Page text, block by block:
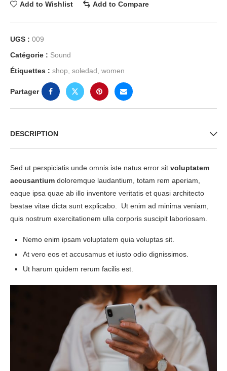
Add to Wishlist Add to Compare
UGS : 009
Catégorie : Sound
Étiquettes : shop soledad women
Partager
DESCRIPTION
Sed ut perspiciatis unde omnis iste natus error sit voluptatem
accusantium doloremque laudantium, totam rem aperiam,
eaque ipsa quae ab illo inventore veritatis et quasi architecto
beatae vitae dicta sunt explicabo. Ut enim ad minima veniam,
quis nostrum exercitationem ulla corporis suscipit laboriosam.
Nemo enim ipsam voluptatem quia voluptas sit.
At vero eos et accusamus et iusto odio dignissimos.
Ut harum quidem rerum facilis est.